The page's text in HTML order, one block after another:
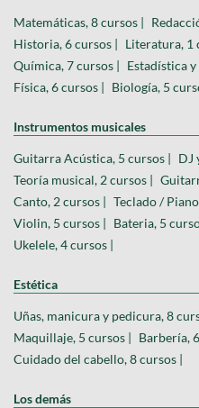
Matemáticas, 8 cursos |
Historia, 6 cursos | Literatura, 1
Química, 7 cursos | Estadística
Física, 6 cursos | Biología, 5
Instrumentos musicales
Guitarra Acústica, 5 cursos | DJ
Teoría musical, 2 cursos |
Canto, 2 cursos | Teclado /
Violin, 5 cursos | Bateria, 5
Ukelele, 4 cursos |
Estética
Uñas, manicura y pedicura, 8
Maquillaje, 5 cursos | Barbería,
Cuidado del cabello, 8 cursos |
Los demás